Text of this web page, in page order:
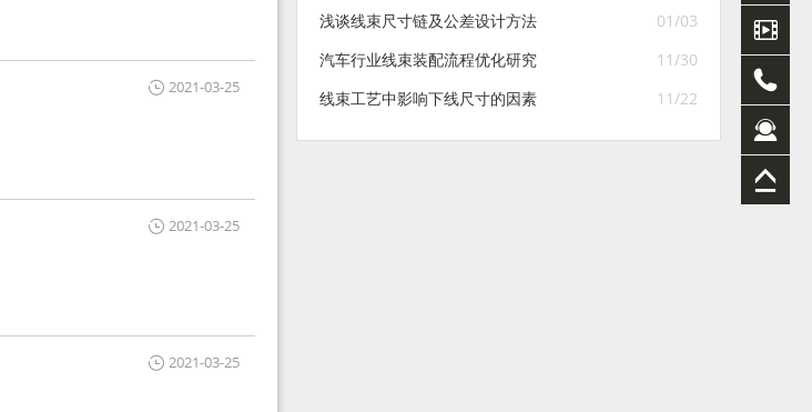
2021-03-25
2021-03-25
2021-03-25
01/03
浅谈线束尺寸链及公差设计方法
11/30
汽车行业线束装配流程优化研究
11/22
线束工艺中影响下线尺寸的因素